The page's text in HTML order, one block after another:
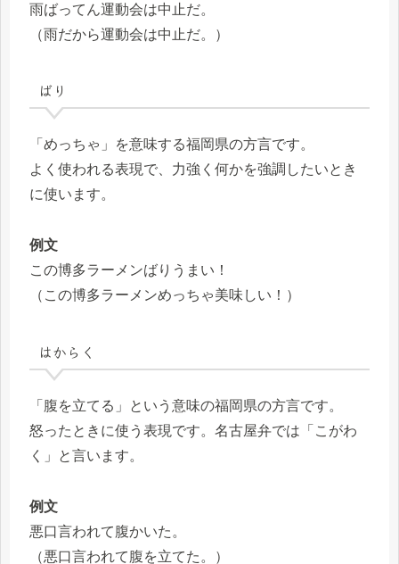
雨ばってん運動会は中止だ。
（雨だから運動会は中止だ。）
ばり
「めっちゃ」を意味する福岡県の方言です。
よく使われる表現で、力強く何かを強調したいとき
に使います。
例文
この博多ラーメンばりうまい！
（この博多ラーメンめっちゃ美味しい！）
はからく
「腹を立てる」という意味の福岡県の方言です。
怒ったときに使う表現です。名古屋弁では「こがわ
く」と言います。
例文
悪口言われて腹かいた。
（悪口言われて腹を立てた。）